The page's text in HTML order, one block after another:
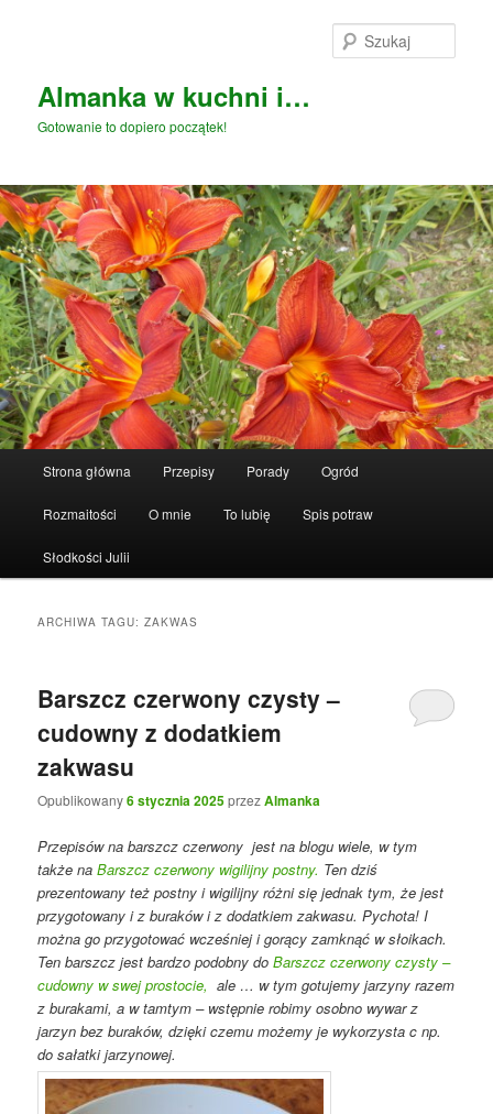
Almanka w kuchni i…
Gotowanie to dopiero początek!
Strona główna Przepisy Porady Ogród
Rozmaitości O mnie To lubię Spis potraw
Słodkości Julii
ARCHIWA TAGU:ZAKWAS
Barszcz czerwony czysty –
cudowny z dodatkiem
zakwasu
Opublikowany6 stycznia 2025przezAlmanka
Przepisów na barszcz czerwony jest na blogu wiele, w tym
także naBarszcz czerwony wigilijny postny. Ten dziś
prezentowany też postny i wigilijny różni się jednak tym, że jest
przygotowany i z buraków i z dodatkiem zakwasu. Pychota! I
można go przygotować wcześniej i gorący zamknąć w słoikach.
Ten barszcz jest bardzo podobny doBarszcz czerwony czysty –
cudowny w swej prostocie,ale … w tym gotujemy jarzyny razem
z burakami, a w tamtym – wstępnie robimy osobno wywar z
jarzyn bez buraków, dzięki czemu możemy je wykorzysta c np.
do sałatki jarzynowej.